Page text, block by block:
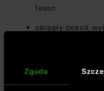
Zgoda
fason
okrągły dekolt
z przodu nadruk
elastyczny
swobodnie